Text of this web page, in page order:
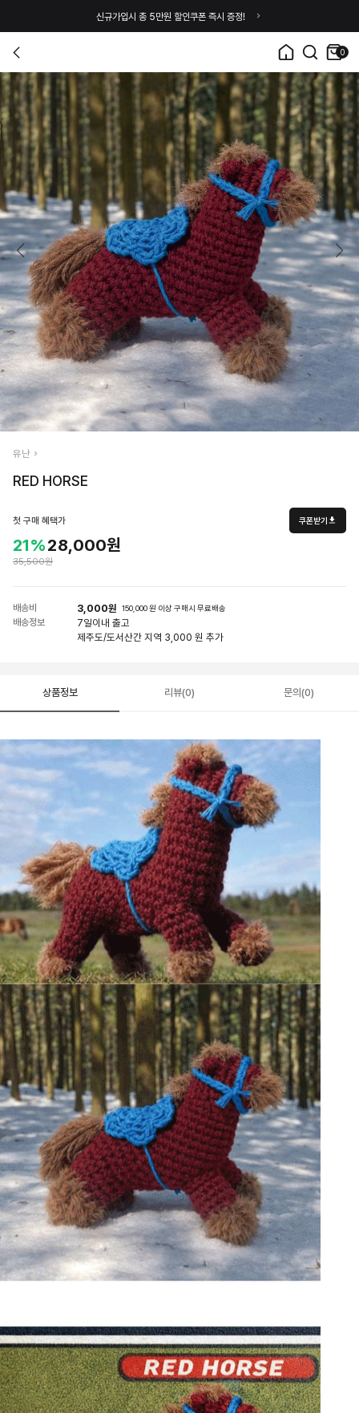
신규가입시 총 5만원 할인쿠폰 즉시 증정!
0
유난
RED HORSE
첫 구매 혜택가 쿠폰받기
21%28,000원
35,500원
배송비 3,000원 150,000 원 이상 구매시 무료배송
배송정보 7일이내 출고
제주도/도서산간 지역 3,000 원 추가
상품정보 리뷰(0) 문의(0)